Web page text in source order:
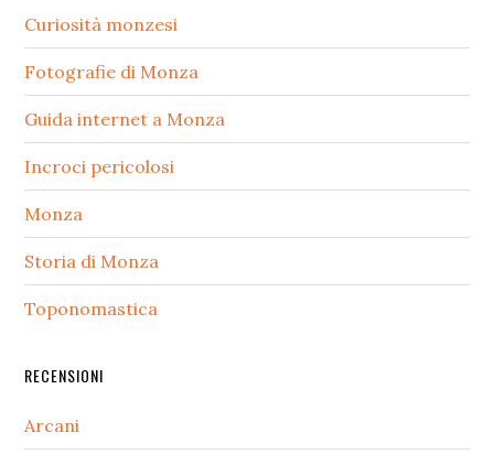
Curiosità monzesi
Fotografie di Monza
Guida internet a Monza
Incroci pericolosi
Monza
Storia di Monza
Toponomastica
RECENSIONI
Arcani